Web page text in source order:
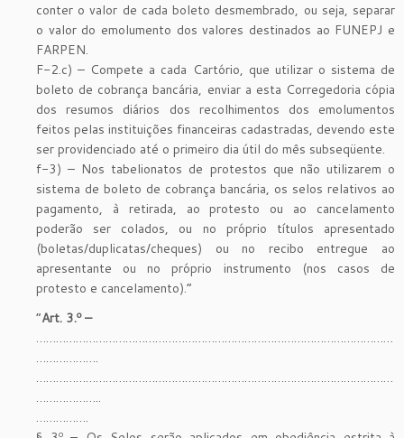
conter o valor de cada boleto desmembrado, ou seja, separar
o valor do emolumento dos valores destinados ao FUNEPJ e
FARPEN.
F-2.c) – Compete a cada Cartório, que utilizar o sistema de
boleto de cobrança bancária, enviar a esta Corregedoria cópia
dos resumos diários dos recolhimentos dos emolumentos
feitos pelas instituições financeiras cadastradas, devendo este
ser providenciado até o primeiro dia útil do mês subseqüente.
f-3) – Nos tabelionatos de protestos que não utilizarem o
sistema de boleto de cobrança bancária, os selos relativos ao
pagamento, à retirada, ao protesto ou ao cancelamento
poderão ser colados, ou no próprio títulos apresentado
(boletas/duplicatas/cheques) ou no recibo entregue ao
apresentante ou no próprio instrumento (nos casos de
protesto e cancelamento).”
“Art. 3.º –
………………………………………………………………………………………………
……………….
………………………………………………………………………………………………
………………..
…………….